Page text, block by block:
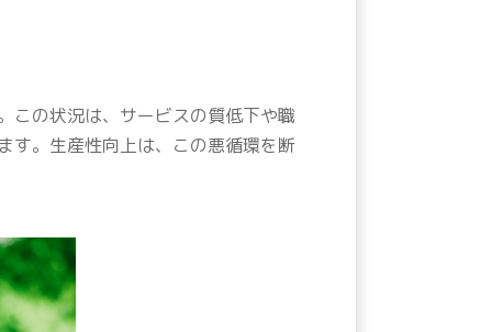
この状況は、サービスの質低下や職
す。生産性向上は、この悪循環を断